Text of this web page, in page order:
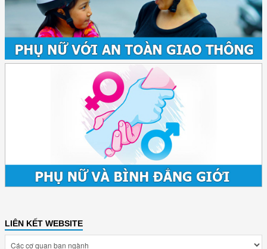
LIÊN KẾT WEBSITE